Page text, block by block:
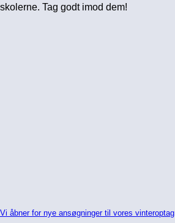
skolerne. Tag godt imod dem!
Vi åbner for nye ansøgninger til vores vinteroptag